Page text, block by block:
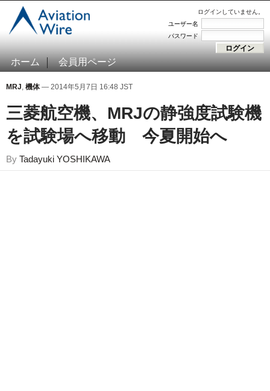
ログインしていません。
ユーザー名
パスワード
ホーム 会員用ページ
MRJ, 機体— 2014年5月7日 16:48 JST
三菱航空機、MRJの静強度試験機
を試験場へ移動 今夏開始へ
By Tadayuki YOSHIKAWA